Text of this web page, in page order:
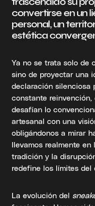
convertirse en un
personal, un
estética
Ya no se trata solo de
sino de proyectar una
declaración silenciosa
constante reinvención,
desafían lo
artesanal con una
obligándonos a mirar
llevamos realmente
tradición y la
redefine los límites del
La evolución del